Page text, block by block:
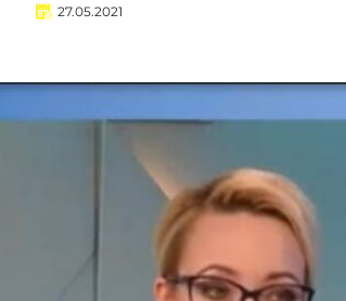
27.05.2021